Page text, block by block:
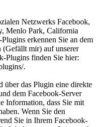
Netzwerks Facebook,
Menlo Park, California
erkennen Sie an dem
mir) auf unserer
Plugins finden Sie hier:
.
über das Plugin eine direkte
dem Facebook-Server
Information, dass Sie mit
Wenn Sie den
Sie in Ihrem Facebook-